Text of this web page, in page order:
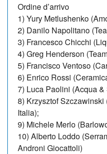
Ordine d’arrivo
1) Yury Metlushenko
2) Danilo Napolitano
3) Francesco Chicchi
4) Greg Henderson
5) Francisco Ventoso
6) Enrico Rossi
7) Luca Paolini (Acqua
8) Krzysztof
Italia);
9) Michele Merlo
10) Alberto Loddo
Androni Giocattoli)